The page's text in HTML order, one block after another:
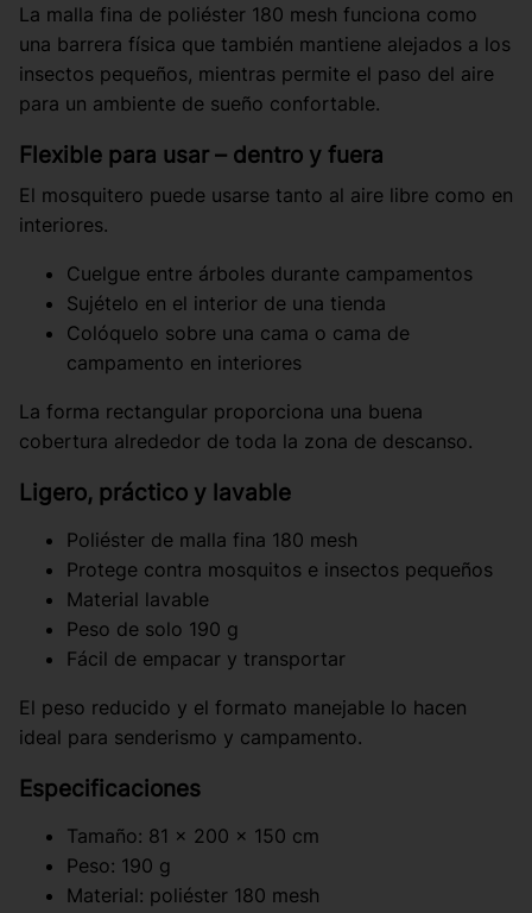
La malla fina de poliéster 180 mesh funciona como
una barrera física que también mantiene alejados a los
insectos pequeños, mientras permite el paso del aire
para un ambiente de sueño confortable.
Flexible para usar – dentro y fuera
El mosquitero puede usarse tanto al aire libre como en
interiores.
Cuelgue entre árboles durante campamentos
Sujételo en el interior de una tienda
Colóquelo sobre una cama o cama de
campamento en interiores
La forma rectangular proporciona una buena
cobertura alrededor de toda la zona de descanso.
Ligero, práctico y lavable
Poliéster de malla fina 180 mesh
Protege contra mosquitos e insectos pequeños
Material lavable
Peso de solo 190 g
Fácil de empacar y transportar
El peso reducido y el formato manejable lo hacen
ideal para senderismo y campamento.
Especificaciones
Tamaño: 81 x 200 x 150 cm
Peso: 190 g
Material: poliéster 180 mesh